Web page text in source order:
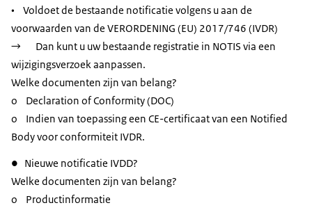
• Voldoet de bestaande notificatie volgens u aan de
voorwaarden van de VERORDENING (EU) 2017/746 (IVDR)
→ Dan kunt u uw bestaande registratie in NOTIS via een
wijzigingsverzoek aanpassen.
Welke documenten zijn van belang?
o Declaration of Conformity (DOC)
o Indien van toepassing een CE-certificaat van een Notified
Body voor conformiteit IVDR.
● Nieuwe notificatie IVDD?
Welke documenten zijn van belang?
o Productinformatie